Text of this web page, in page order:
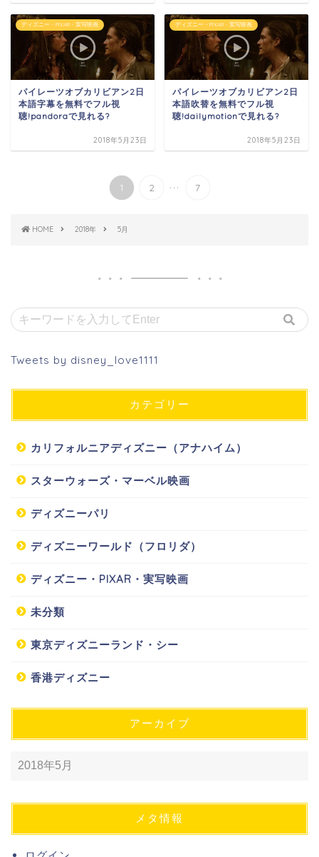
ディズニー・PIXAR・実写映画
パイレーツオブカリビアン2日
本語字幕を無料でフル視
聴!pandoraで見れる?
2018年5月23日
ディズニー・PIXAR・実写映画
パイレーツオブカリビアン2日
本語吹替を無料でフル視
聴!dailymotionで見れる?
2018年5月23日
1 2 ... 7
HOME 2018年 5月
Tweets by disney_love1111
カテゴリー
カリフォルニアディズニー（アナハイム）
スターウォーズ・マーベル映画
ディズニーパリ
ディズニーワールド（フロリダ）
ディズニー・PIXAR・実写映画
未分類
東京ディズニーランド・シー
香港ディズニー
アーカイブ
メタ情報